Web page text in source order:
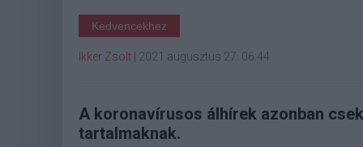
Kedvencekhez
Ikker Zsolt 2021 augusztus 27. 06:44
A koronavírusos álhírek azonban
tartalmaknak.